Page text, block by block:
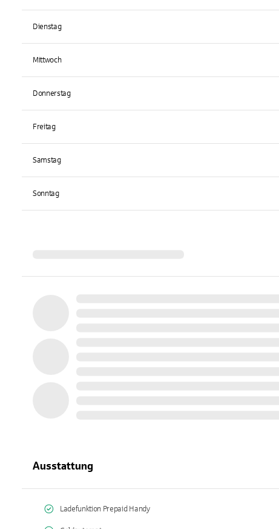
Dienstag
Mittwoch
Donnerstag
Freitag
Samstag
Sonntag
Ausstattung
Ladefunktion Prepaid Handy